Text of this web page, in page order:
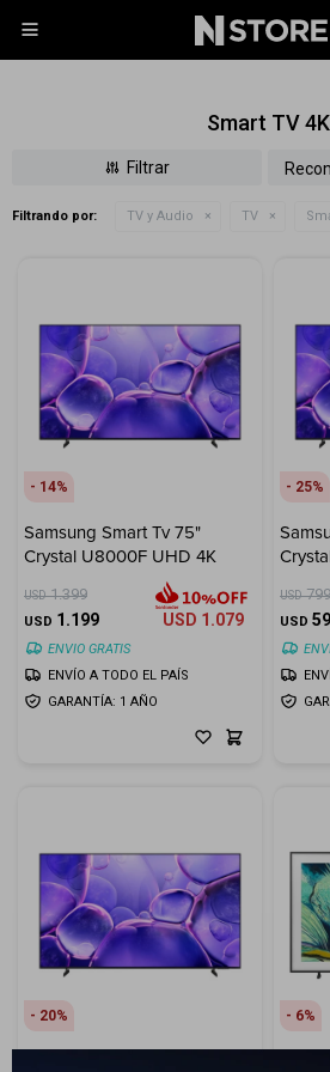

Smart TV 4K
Filtrando por: TV y Audio TV
14
Samsung Smart Tv 75"
Crystal U8000F UHD 4K
USD 1.399
USD 1.199 USD 1.079
ENVIO GRATIS
GARANTÍA: 1 AÑO
ENVÍO A TODO EL PAÍS
25
USD 799
USD
20 6
TV y Audio
Hogar
Marcas
Wearables
Accesorios
Monitores